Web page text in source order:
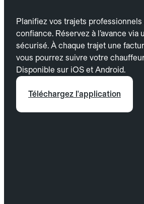
Planifiez vos trajets
confiance. Réservez à l’avance via
sécurisé. À chaque trajet une
vous pourrez suivre votre
Disponible sur iOS et Android.
Téléchargez l'application